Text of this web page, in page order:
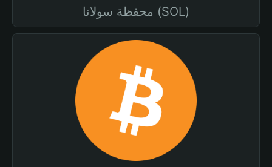
محفظة سولانا (SOL)